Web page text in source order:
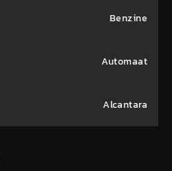
Benzine
Automaat
Alcantara